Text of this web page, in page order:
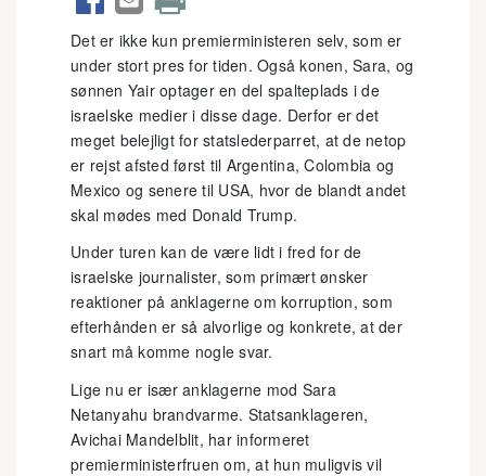
Det er ikke kun premierministeren selv, som er
under stort pres for tiden. Også konen, Sara, og
sønnen Yair optager en del spalteplads i de
israelske medier i disse dage. Derfor er det
meget belejligt for statslederparret, at de netop
er rejst afsted først til Argentina, Colombia og
Mexico og senere til USA, hvor de blandt andet
skal mødes med Donald Trump.
Under turen kan de være lidt i fred for de
israelske journalister, som primært ønsker
reaktioner på anklagerne om korruption, som
efterhånden er så alvorlige og konkrete, at der
snart må komme nogle svar.
Lige nu er især anklagerne mod Sara
Netanyahu brandvarme. Statsanklageren,
Avichai Mandelblit, har informeret
premierministerfruen om, at hun muligvis vil